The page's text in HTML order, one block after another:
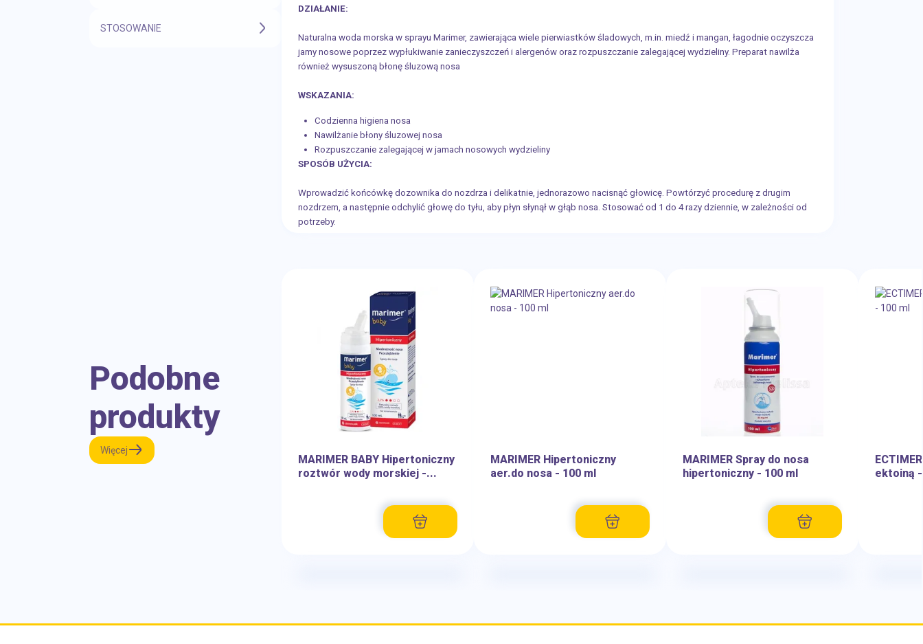
STOSOWANIE
DZIAŁANIE:
Naturalna woda morska w sprayu Marimer, zawierająca wiele pierwiastków śladowych, m.in. miedź i mangan, łagodnie oczyszcza
jamy nosowe poprzez wypłukiwanie zanieczyszczeń i alergenów oraz rozpuszczanie zalegającej wydzieliny. Preparat nawilża
również wysuszoną błonę śluzową nosa
WSKAZANIA:
Codzienna higiena nosa
Nawilżanie błony śluzowej nosa
Rozpuszczanie zalegającej w jamach nosowych wydzieliny
SPOSÓB UŻYCIA:
Wprowadzić końcówkę dozownika do nozdrza i delikatnie, jednorazowo nacisnąć głowicę. Powtórzyć procedurę z drugim
nozdrzem, a następnie odchylić głowę do tyłu, aby płyn słynął w głąb nosa. Stosować od 1 do 4 razy dziennie, w zależności od
potrzeby.
Podobne
produkty
Więcej
MARIMER BABY Hipertoniczny
roztwór wody morskiej -...
MARIMER Hipertoniczny
aer.do nosa - 100 ml
MARIMER Spray do nosa
hipertoniczny - 100 ml
ektoiną